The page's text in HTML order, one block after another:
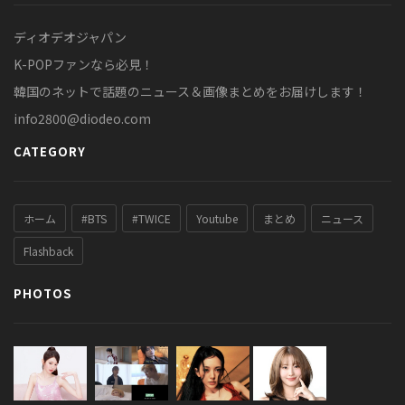
ディオデオジャパン
K-POPファンなら必見！
韓国のネットで話題のニュース＆画像まとめをお届けします！
info2800@diodeo.com
CATEGORY
ホーム #BTS #TWICE Youtube まとめ ニュース
Flashback
PHOTOS